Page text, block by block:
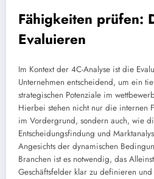
Fähigkeiten prüfen:
Evaluieren
Im Kontext der 4C-Analyse ist die
Unternehmen entscheidend, um ein
strategischen Potenziale im
Hierbei stehen nicht nur die internen
im Vordergrund, sondern auch, wie
Entscheidungsfindung und
Angesichts der dynamischen
Branchen ist es notwendig, das
Geschäftsfelder klar zu definieren und